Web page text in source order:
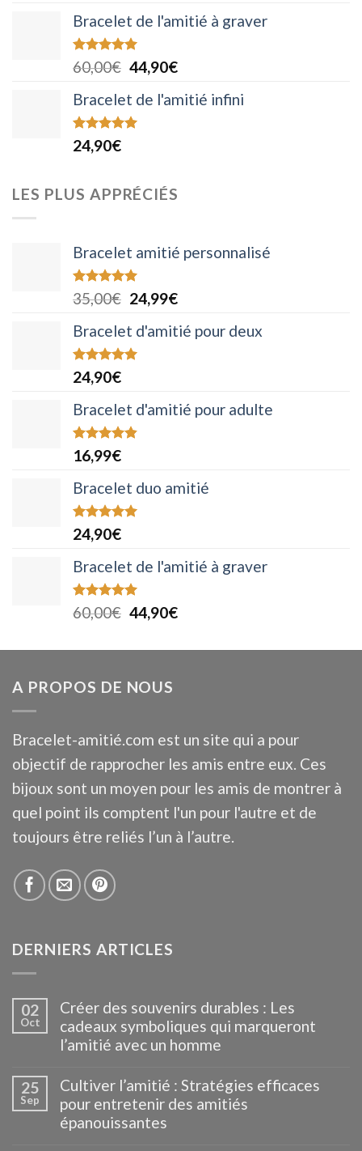
Bracelet de l'amitié à graver
Note5.00
sur 5
60,00€ Le
initial
était :
44,90€Le
actuel
Bracelet de l'amitié infini
Note5.00
sur 5
24,90€
LES PLUS APPRÉCIÉS
Bracelet amitié personnalisé
Note5.00
sur 5
35,00€ Le
initial
était :
24,99€Le
actuel
Bracelet d'amitié pour deux
Note4.92
sur 5
24,90€
Bracelet d'amitié pour adulte
Note4.83
sur 5
16,99€
Bracelet duo amitié
Note5.00
sur 5
24,90€
Bracelet de l'amitié à graver
Note5.00
sur 5
60,00€ Le
initial
60,00€.
44,90€Le
actuel
A PROPOS DE NOUS
Bracelet-amitié.com est un site qui a pour
objectif de rapprocher les amis entre eux. Ces
bijoux sont un moyen pour les amis de montrer à
quel point ils comptent l'un pour l'autre et de
toujours être reliés l’un à l’autre.
DERNIERS ARTICLES
02
Oct
Créer des souvenirs durables : Les
cadeaux symboliques qui marqueront
l’amitié avec un homme
25
Sep
Cultiver l’amitié : Stratégies efficaces
pour entretenir des amitiés
épanouissantes